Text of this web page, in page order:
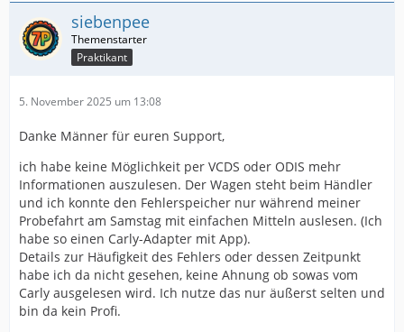
siebenpee
Praktikant
5. November 2025 um 13:08
Danke Männer für euren Support,
ich habe keine Möglichkeit per VCDS oder ODIS mehr
Informationen auszulesen. Der Wagen steht beim Händler
und ich konnte den Fehlerspeicher nur während meiner
Probefahrt am Samstag mit einfachen Mitteln auslesen. (Ich
habe so einen Carly-Adapter mit App).
Details zur Häufigkeit des Fehlers oder dessen Zeitpunkt
habe ich da nicht gesehen, keine Ahnung ob sowas vom
Carly ausgelesen wird. Ich nutze das nur äußerst selten und
bin da kein Profi.